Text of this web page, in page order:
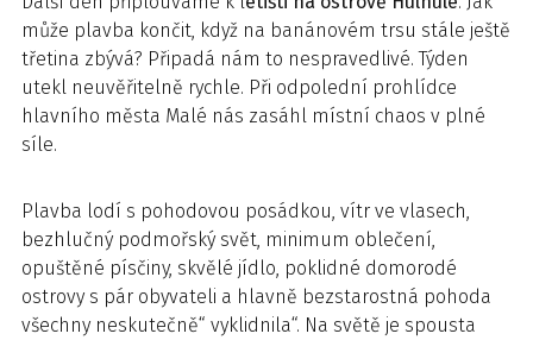
může plavba končit, když na banánovém trsu stále ještě
třetina zbývá? Připadá nám to nespravedlivé. Týden
utekl neuvěřitelně rychle. Při odpolední prohlídce
hlavního města Malé nás zasáhl místní chaos v plné
síle.
Plavba lodí s pohodovou posádkou, vítr ve vlasech,
bezhlučný podmořský svět, minimum oblečení,
opuštěné písčiny, skvělé jídlo, poklidné domorodé
ostrovy s pár obyvateli a hlavně bezstarostná pohoda
všechny neskutečně“ vyklidnila“. Na světě je spousta